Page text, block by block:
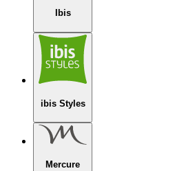
Ibis
ibis Styles
Mercure